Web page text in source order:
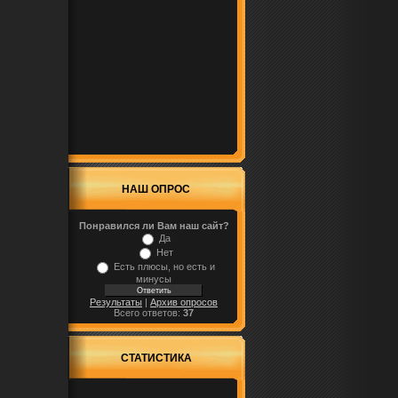
НАШ ОПРОС
Понравился ли Вам наш сайт?
Да
Нет
Есть плюсы, но есть и
минусы
Результаты | Архив опросов
Всего ответов: 37
СТАТИСТИКА